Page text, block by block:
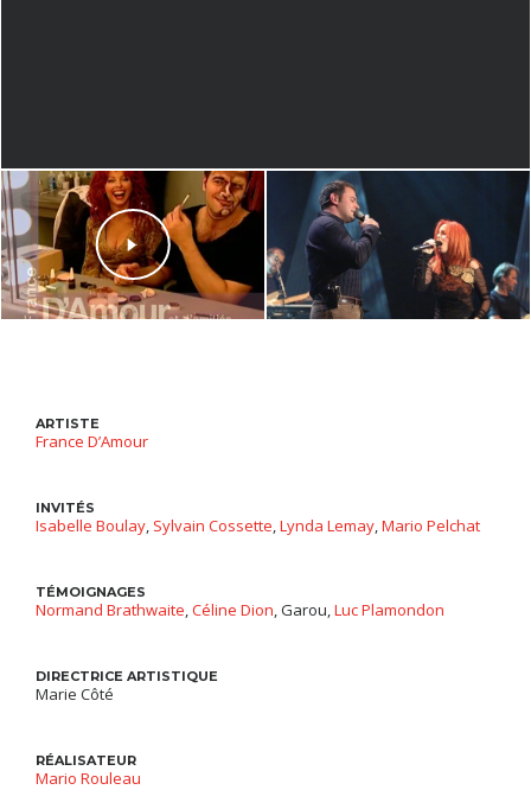
ARTISTE
France D’Amour
INVITÉS
Isabelle Boulay, Sylvain Cossette,Lynda Lemay,Mario Pelchat
TÉMOIGNAGES
Normand Brathwaite,Céline Dion, Garou,Luc Plamondon
DIRECTRICE ARTISTIQUE
Marie Côté
RÉALISATEUR
Mario Rouleau